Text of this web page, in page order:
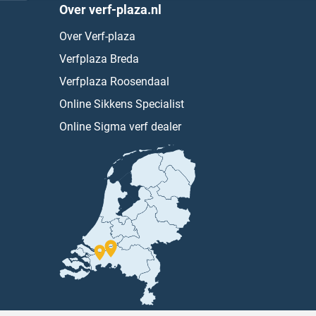
Over verf-plaza.nl
Over Verf-plaza
Verfplaza Breda
Verfplaza Roosendaal
Online Sikkens Specialist
Online Sigma verf dealer